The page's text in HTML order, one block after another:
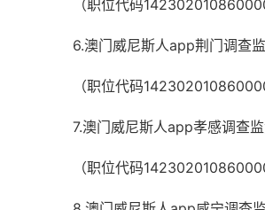
（职位代码
6.澳门威尼斯人app荆门调查
（职位代码
7.澳门威尼斯人app孝感调查
（职位代码